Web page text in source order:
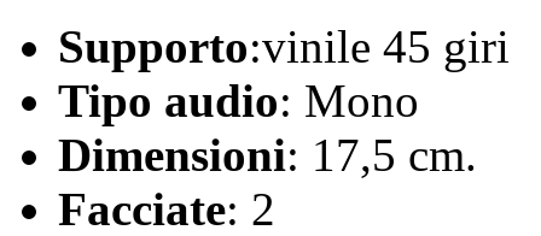
Supporto:vinile 45 giri
Tipo audio: Mono
Dimensioni: 17,5 cm.
Facciate: 2